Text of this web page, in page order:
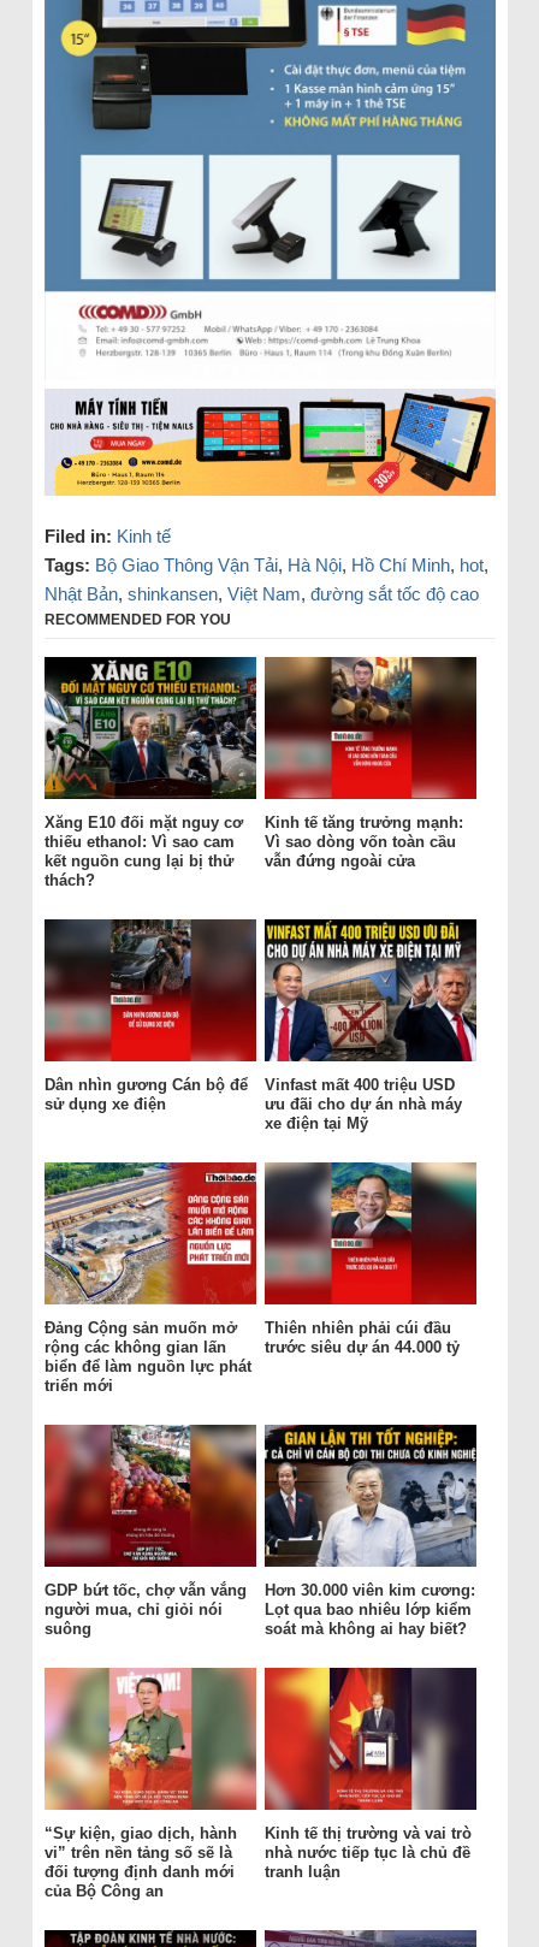
Filed in: Kinh tế
Tags: Bộ Giao Thông Vận Tải, Hà Nội, Hồ Chí Minh, hot,
Nhật Bản, shinkansen, Việt Nam, đường sắt tốc độ cao
RECOMMENDED FOR YOU
Xăng E10 đối mặt nguy cơ
thiếu ethanol: Vì sao cam
kết nguồn cung lại bị thử
thách?
Kinh tế tăng trưởng mạnh:
Vì sao dòng vốn toàn cầu
vẫn đứng ngoài cửa
Dân nhìn gương Cán bộ để
sử dụng xe điện
Vinfast mất 400 triệu USD
ưu đãi cho dự án nhà máy
xe điện tại Mỹ
Đảng Cộng sản muốn mở
rộng các không gian lấn
biển để làm nguồn lực phát
triển mới
Thiên nhiên phải cúi đầu
trước siêu dự án 44.000 tỷ
GDP bứt tốc, chợ vẫn vắng
người mua, chỉ giỏi nói
suông
Hơn 30.000 viên kim cương:
Lọt qua bao nhiêu lớp kiểm
soát mà không ai hay biết?
“Sự kiện, giao dịch, hành
vi” trên nền tảng số sẽ là
đối tượng định danh mới
của Bộ Công an
Kinh tế thị trường và vai trò
nhà nước tiếp tục là chủ đề
tranh luận